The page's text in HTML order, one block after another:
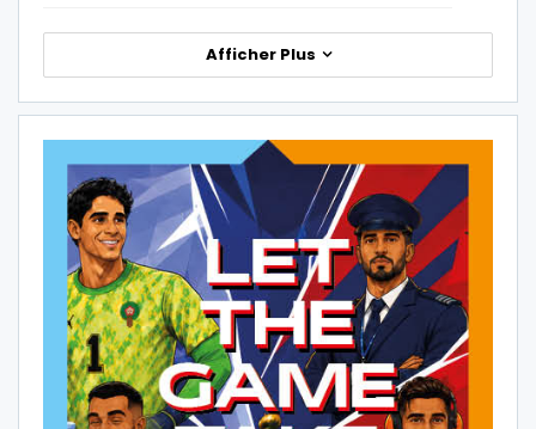
Afficher Plus